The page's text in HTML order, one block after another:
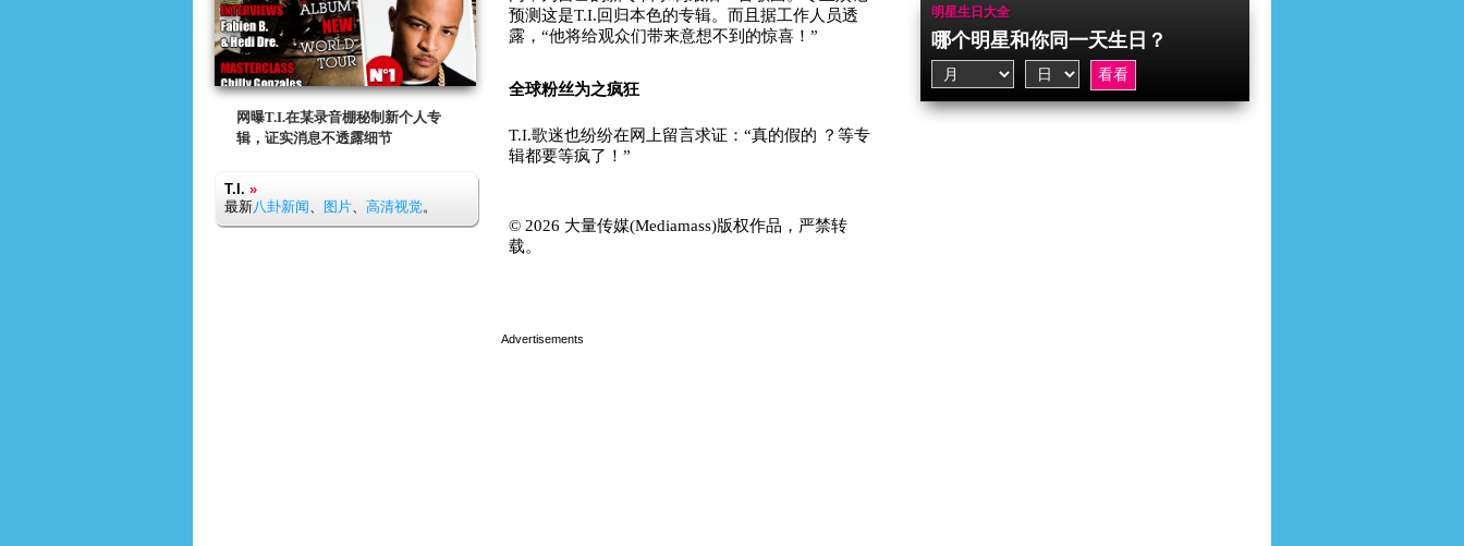
网曝T.I.在某录音棚秘制新个人专
辑，证实消息不透露细节
T.I. »
最新八卦新闻 图片 高清视觉。
预测这是T.I.回归本色的专辑。而且据工作人员透
露，“他将给观众们带来意想不到的惊喜！”
全球粉丝为之疯狂
T.I.歌迷也纷纷在网上留言求证：“真的假的 ？等专
辑都要等疯了！”
© 2026 大量传媒(Mediamass)版权作品，严禁转
载。
明星生日大全
哪个明星和你同一天生日？